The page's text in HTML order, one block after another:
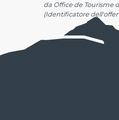
da Office de Tourisme
(Identificatore